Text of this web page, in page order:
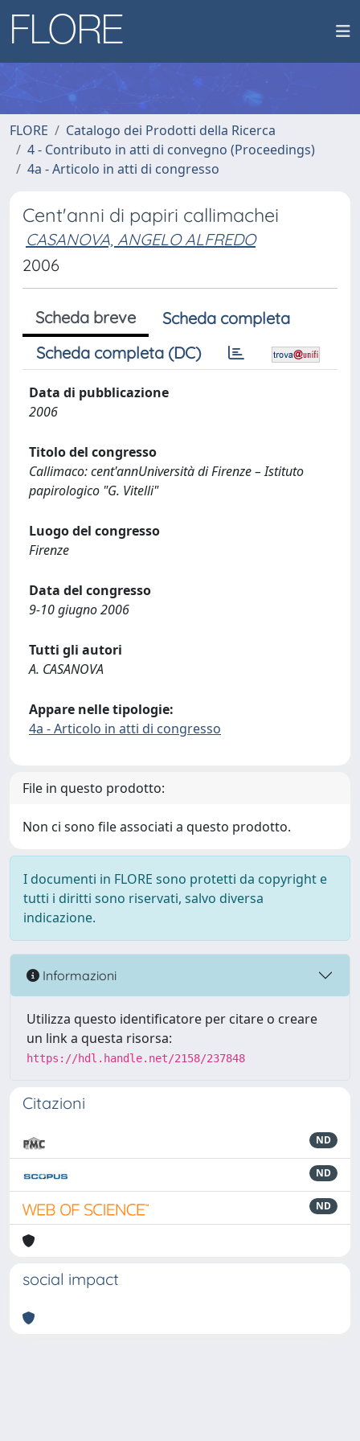
FLORE
Catalogo dei Prodotti della Ricerca
4 - Contributo in atti di convegno (Proceedings)
4a - Articolo in atti di congresso
Cent'anni di papiri callimachei
CASANOVA, ANGELO ALFREDO
2006
Scheda breve
Scheda completa
Scheda completa (DC)
Data di pubblicazione
2006
Titolo del congresso
Callimaco: cent'annUniversità di Firenze – Istituto
papirologico "G. Vitelli"
Luogo del congresso
Firenze
Data del congresso
9-10 giugno 2006
Tutti gli autori
A. CASANOVA
Appare nelle tipologie:
4a - Articolo in atti di congresso
File in questo prodotto:
Non ci sono file associati a questo prodotto.
I documenti in FLORE sono protetti da copyright e
tutti i diritti sono riservati, salvo diversa
indicazione.
Informazioni
Utilizza questo identificatore per citare o creare
un link a questa risorsa:
https://hdl.handle.net/2158/237848
Citazioni
ND
ND
ND
social impact